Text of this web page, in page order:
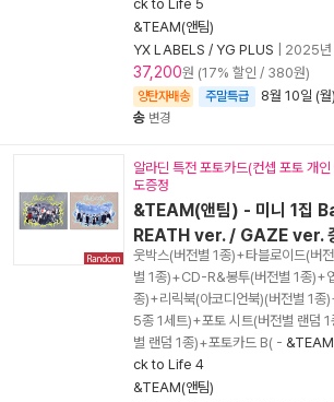
ck to Life 5
&TEAM(앤팀)
YX LABELS / YG PLUS
2025년
37,200원 (17% 할인 / 380원)
양탄자배송 주말특급 8월 10일 (월
송 변경
알라딘 특전 포토카드(컨셉 포토 개
도증정
&TEAM(앤팀) - 미니 1집
REATH ver. / GAZE ver.
웃박스(버전별 1종)+타블로이드(버
별 1종)+CD-R&봉투(버전별 1종)+
종)+리릭북(아코디언북)(버전별 1종
5종 1세트)+포토 시트(버전별 랜덤
별 랜덤 1종)+포토카드 B( -
ck to Life 4
&TEAM(앤팀)